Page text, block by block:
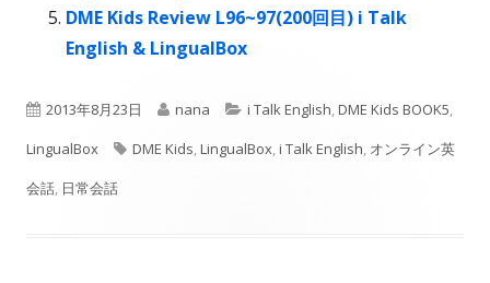
DME Kids Review L96~97(200回目) i Talk
English & LingualBox
公
開
日
2013年8月23日
作
成
nana
カ
テ
i Talk English,DME Kids BOOK5,
LingualBox
タ
DME Kids,LingualBox,i Talk English, オンライン英
会話, 日常会話